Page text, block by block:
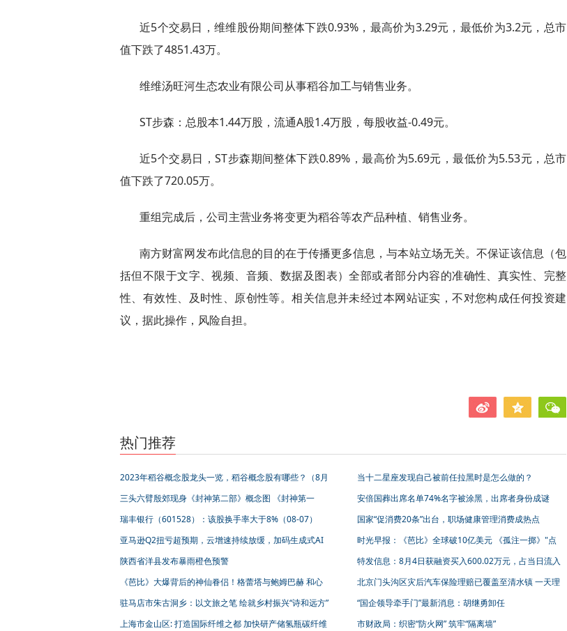
近5个交易日，维维股份期间整体下跌0.93%，最高价为3.29元，最低价为3.2元，总市
值下跌了4851.43万。
维维汤旺河生态农业有限公司从事稻谷加工与销售业务。
ST步森：总股本1.44万股，流通A股1.4万股，每股收益-0.49元。
近5个交易日，ST步森期间整体下跌0.89%，最高价为5.69元，最低价为5.53元，总市
值下跌了720.05万。
重组完成后，公司主营业务将变更为稻谷等农产品种植、销售业务。
南方财富网发布此信息的目的在于传播更多信息，与本站立场无关。不保证该信息（包
括但不限于文字、视频、音频、数据及图表）全部或者部分内容的准确性、真实性、完整
性、有效性、及时性、原创性等。相关信息并未经过本网站证实，不对您构成任何投资建
议，据此操作，风险自担。
热门推荐
2023年稻谷概念股龙头一览，稻谷概念股有哪些？（8月
当十二星座发现自己被前任拉黑时是怎么做的？
三头六臂殷郊现身《封神第二部》概念图 《封神第一
安倍国葬出席名单74%名字被涂黑，出席者身份成谜
瑞丰银行（601528）：该股换手率大于8%（08-07）
国家“促消费20条”出台，职场健康管理消费成热点
亚马逊Q2扭亏超预期，云增速持续放缓，加码生成式AI
时光早报：《芭比》全球破10亿美元 《孤注一掷》"点
陕西省洋县发布暴雨橙色预警
特发信息：8月4日获融资买入600.02万元，占当日流入
《芭比》大爆背后的神仙眷侣！格蕾塔与鲍姆巴赫 和心
北京门头沟区灾后汽车保险理赔已覆盖至清水镇 一天理
驻马店市朱古洞乡：以文旅之笔 绘就乡村振兴“诗和远方”
“国企领导牵手门”最新消息：胡继勇卸任
上海市金山区: 打造国际纤维之都 加快研产储氢瓶碳纤维
市财政局：织密“防火网” 筑牢“隔离墙”